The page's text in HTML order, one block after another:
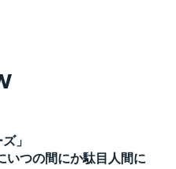
」
いつの間にか駄目人間に